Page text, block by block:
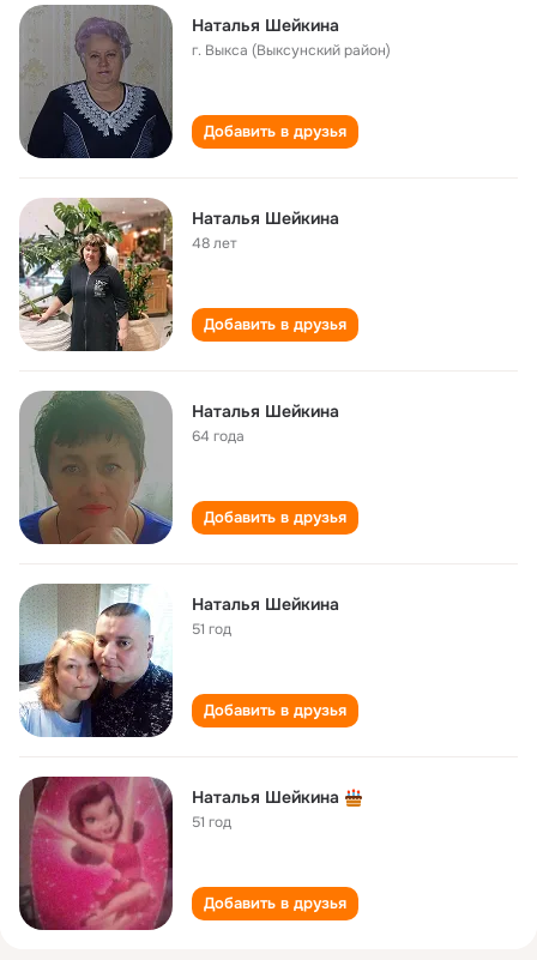
Наталья Шейкина
г. Выкса (Выксунский район)
Добавить в друзья
Наталья Шейкина
48 лет
Добавить в друзья
Наталья Шейкина
64 года
Добавить в друзья
Наталья Шейкина
51 год
Добавить в друзья
Наталья Шейкина
51 год
Добавить в друзья